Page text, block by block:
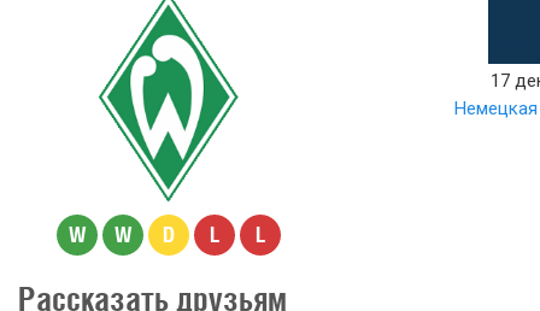
W W D L L
17
Немецкая
Рассказать друзьям